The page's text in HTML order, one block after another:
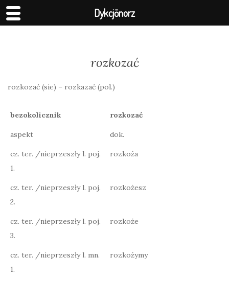
rozkozać
rozkozać (sie) – rozkazać (pol.)
bezokolicznik rozkozać
aspekt dok.
cz. ter. /nieprzeszły l. poj.
1.
rozkoża
cz. ter. /nieprzeszły l. poj.
2.
rozkożesz
cz. ter. /nieprzeszły l. poj.
3.
rozkoże
cz. ter. /nieprzeszły l. mn.
1.
rozkożymy
Dykcjōnorz